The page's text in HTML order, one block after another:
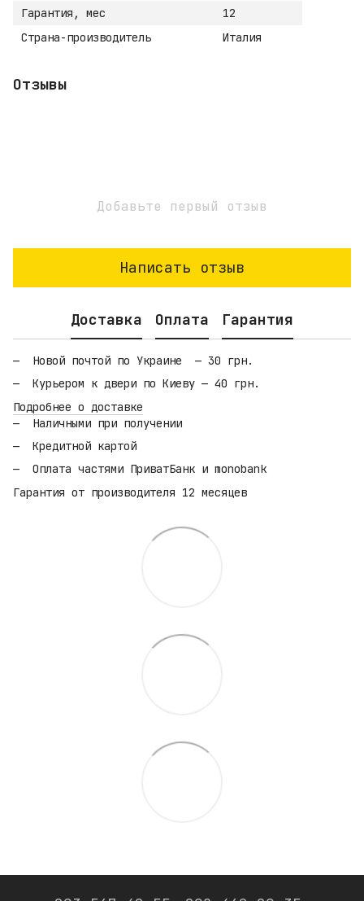
Гарантия, мес
12
Страна-производитель
Италия
Отзывы
Добавьте первый отзыв
Написать отзыв
Доставка Оплата Гарантия
Новой почтой по Украине — 30 грн.
Курьером к двери по Киеву — 40 грн.
Подробнее о доставке
Наличными при получении
Кредитной картой
Оплата частями ПриватБанк и monobank
Гарантия от производителя 12 месяцев